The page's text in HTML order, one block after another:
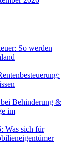
So werden
bei Behinderung &
im
Was sich für